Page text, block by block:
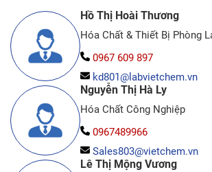
Hồ Thị Hoài Thương
Hóa Chất & Thiết Bị Phòng
0967 609 897
kd801@labvietchem.vn
Nguyễn Thị Hà Ly
Hóa Chất Công Nghiệp
0967489966
Sales803@vietchem.vn
Lê Thị Mộng Vương